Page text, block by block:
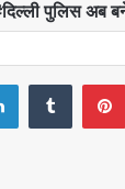
दिल्ली पुलिस अब